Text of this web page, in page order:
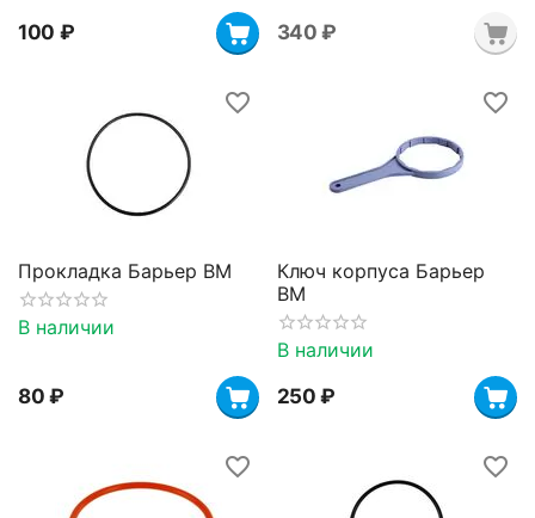
‍100‍ ₽ ‍340‍ ₽
Прокладка Барьер BM
В наличии
‍80‍ ₽
Ключ корпуса Барьер
BM
В наличии
‍250‍ ₽